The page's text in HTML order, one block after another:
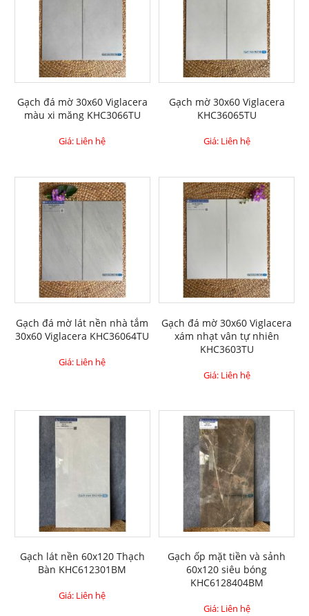
Gạch đá mờ 30x60 Viglacera
màu xi măng KHC3066TU
Giá: Liên hệ
Gạch mờ 30x60 Viglacera
KHC36065TU
Giá: Liên hệ
Gạch đá mờ lát nền nhà tắm
30x60 Viglacera KHC36064TU
Giá: Liên hệ
Gạch đá mờ 30x60 Viglacera
xám nhạt vân tự nhiên
KHC3603TU
Giá: Liên hệ
Gạch lát nền 60x120 Thạch
Bàn KHC612301BM
Giá: Liên hệ
Gạch ốp mặt tiền và sảnh
60x120 siêu bóng
KHC6128404BM
Giá: Liên hệ